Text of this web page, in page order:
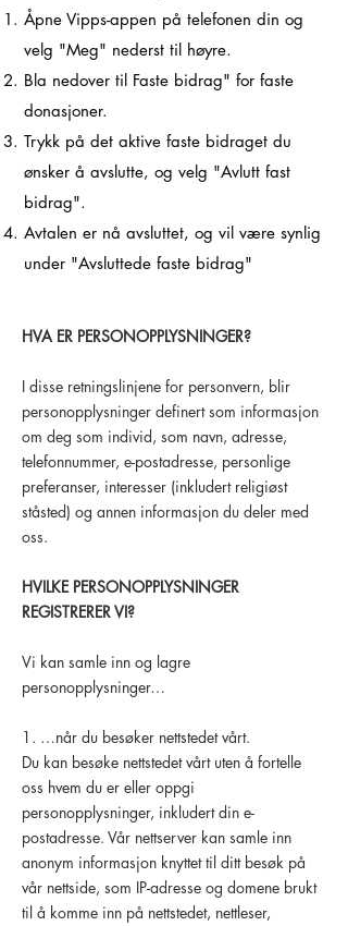
Åpne Vipps-appen på telefonen din og
velg "Meg" nederst til høyre.
Bla nedover til Faste bidrag" for faste
donasjoner.
Trykk på det aktive faste bidraget du
ønsker å avslutte, og velg "Avlutt fast
bidrag".
Avtalen er nå avsluttet, og vil være synlig
under "Avsluttede faste bidrag"
HVA ER PERSONOPPLYSNINGER?
I disse retningslinjene for personvern, blir
personopplysninger definert som informasjon
om deg som individ, som navn, adresse,
telefonnummer, e-postadresse, personlige
preferanser, interesser (inkludert religiøst
ståsted) og annen informasjon du deler med
oss.
HVILKE PERSONOPPLYSNINGER
REGISTRERER VI?
Vi kan samle inn og lagre
personopplysninger…
1. …når du besøker nettstedet vårt.
Du kan besøke nettstedet vårt uten å fortelle
oss hvem du er eller oppgi
personopplysninger, inkludert din e-
postadresse. Vår nettserver kan samle inn
anonym informasjon knyttet til ditt besøk på
vår nettside, som IP-adresse og domene brukt
til å komme inn på nettstedet, nettleser,